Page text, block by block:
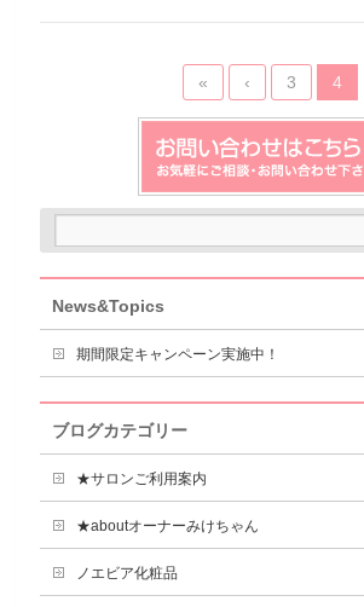
« ‹ 3 4
News&Topics
期間限定キャンペーン実施中！
ブログカテゴリー
★サロンご利用案内
★aboutオーナーみけちゃん
ノエビア化粧品